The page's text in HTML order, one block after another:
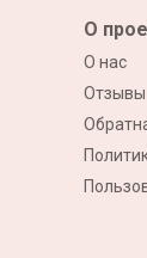
О
О нас
Отзывы